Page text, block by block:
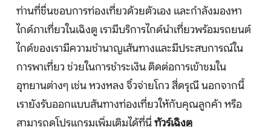
หน้าแรก
ทัวร์ต่างประเทศ
จัดกรุ๊ปต่างประเทศ
ท่านที่ชื่นชอบการท่องเที่ยวด้วยตัวเอง และกำลังมองหา
ไกด์ภาเที่ยวในเฉิงตู เรามีบริการไกด์นำเที่ยวพร้อมรถยนต์
ไกด์ของเรามีความชำนาญเส้นทางและมีประสบการณ์ใน
การพาเที่ยว ช่วยในการชำระเงิน ติดต่อการเข้าชมใน
อุทยานต่างๆ เช่น หวงหลง จิ๋วจ่ายโกว สี่ดรุณี นอกจากนี้
เรายังรับออกแบบส้นทางท่องเที่ยวให้กับคุณลูกค้า หรือ
สามารถดูโปรแกรมเพิ่มเติมได้ที่นี่ทัวร์เฉิงตู